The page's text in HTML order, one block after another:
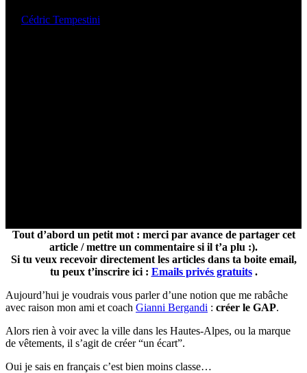
Cédric Tempestini
Tout d’abord un petit mot : merci par avance de partager cet
article / mettre un commentaire si il t’a plu :).
Si tu veux recevoir directement les articles dans ta boite email,
tu peux t’inscrire ici : Emails privés gratuits.
Aujourd’hui je voudrais vous parler d’une notion que me rabâche
avec raison mon ami et coach Gianni Bergandi : créer le GAP.
Alors rien à voir avec la ville dans les Hautes-Alpes, ou la marque
de vêtements, il s’agit de créer “un écart”.
Oui je sais en français c’est bien moins classe…